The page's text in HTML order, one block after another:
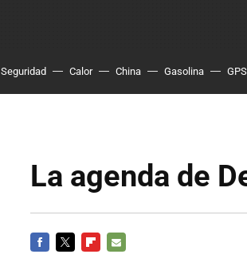
Seguridad Calor China Gasolina GPS
La agenda de